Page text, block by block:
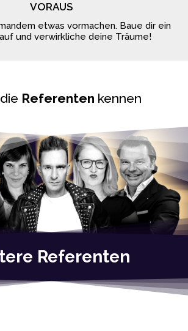
VORAUS
etwas vormachen. Baue dir ein
und verwirkliche deine Träume!
Referenten kennen
Referenten